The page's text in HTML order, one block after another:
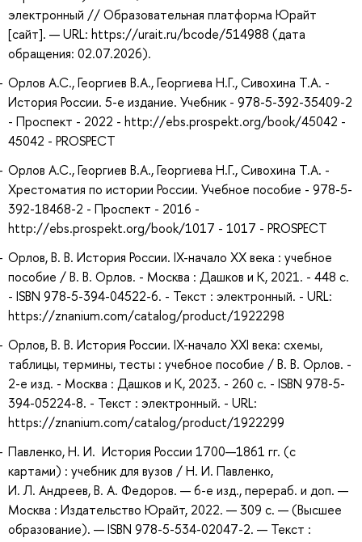
электронный // Образовательная платформа Юрайт
[сайт]. — URL: https://urait.ru/bcode/514988 (дата
обращения: 02.07.2026).
Орлов А.С., Георгиев В.А., Георгиева Н.Г., Сивохина Т.А. -
История России. 5-е издание. Учебник - 978-5-392-35409-2
- Проспект - 2022 - http://ebs.prospekt.org/book/45042 -
45042 - PROSPECT
Орлов А.С., Георгиев В.А., Георгиева Н.Г., Сивохина Т.А. -
Хрестоматия по истории России. Учебное пособие - 978-5-
392-18468-2 - Проспект - 2016 -
http://ebs.prospekt.org/book/1017 - 1017 - PROSPECT
Орлов, В. В. История России. IX-начало XX века : учебное
пособие / В. В. Орлов. - Москва : Дашков и К, 2021. - 448 с.
- ISBN 978-5-394-04522-6. - Текст : электронный. - URL:
https://znanium.com/catalog/product/1922298
Орлов, В. В. История России. IX-начало XXI века: схемы,
таблицы, термины, тесты : учебное пособие / В. В. Орлов. -
2-е изд. - Москва : Дашков и К, 2023. - 260 с. - ISBN 978-5-
394-05224-8. - Текст : электронный. - URL:
https://znanium.com/catalog/product/1922299
Павленко, Н. И. История России 1700—1861 гг. (с
картами) : учебник для вузов / Н. И. Павленко,
И. Л. Андреев, В. А. Федоров. — 6-е изд., перераб. и доп. —
Москва : Издательство Юрайт, 2022. — 309 с. — (Высшее
образование). — ISBN 978-5-534-02047-2. — Текст :